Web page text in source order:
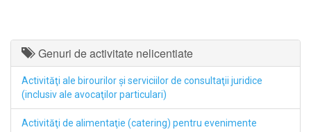
Genuri de activitate nelicentiate
Activităţi ale birourilor şi serviciilor de consultaţii juridice
(inclusiv ale avocaţilor particulari)
Activităţi de alimentaţie (catering) pentru evenimente